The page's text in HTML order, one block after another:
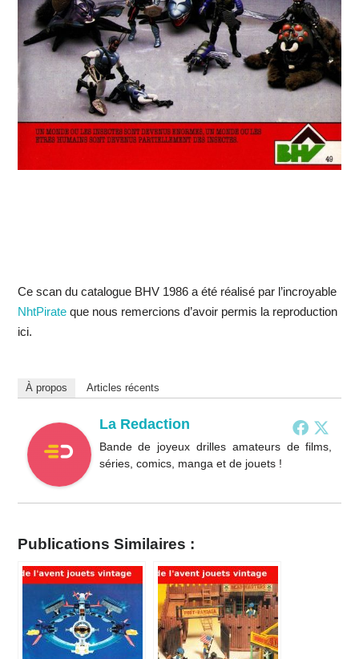
Ce scan du catalogue BHV 1986 a été réalisé par l’incroyable
NhtPirateque nous remercions d’avoir permis la reproduction
ici.
À propos Articles récents
La Redaction
Bande de joyeux drilles amateurs de films,
séries, comics, manga et de jouets !
Publications Similaires :